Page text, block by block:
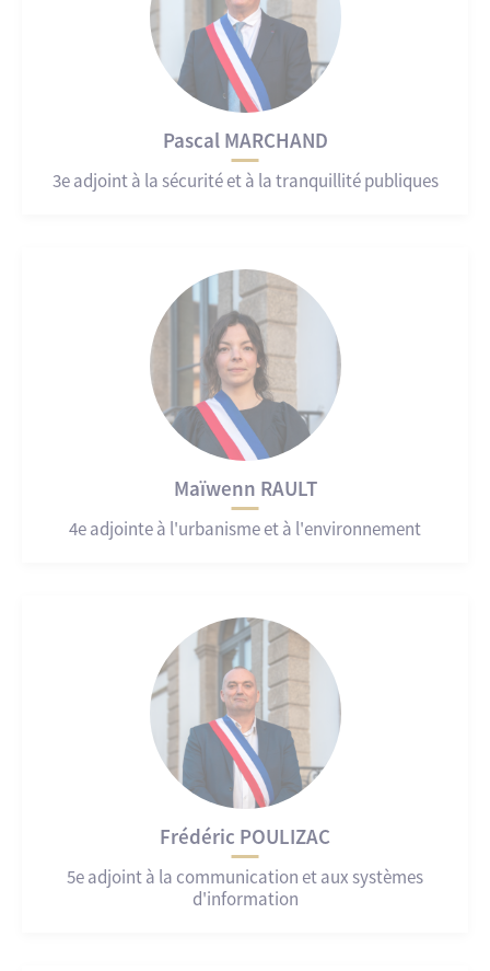
Pascal MARCHAND
3e adjoint à la sécurité et à la tranquillité publiques
Maïwenn RAULT
4e adjointe à l'urbanisme et à l'environnement
Frédéric POULIZAC
5e adjoint à la communication et aux systèmes
d'information